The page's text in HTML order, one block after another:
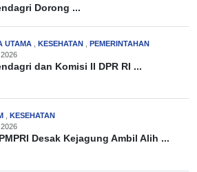
Dorong ...
UTAMA KESEHATAN
PEMERINTAHAN
dan Komisi II DPR RI ...
KESEHATAN
Desak Kejagung Ambil Alih ...